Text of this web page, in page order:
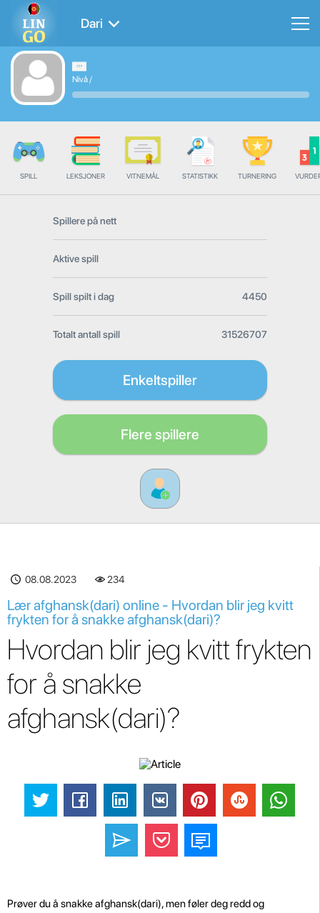
Dari
Nivå/
SPILL LEKSJONER VITNEMÅL STATISTIKK TURNERING
Spillere på nett
Aktive spill
Spill spilt i dag 4450
Totalt antall spill 31526707
Enkeltspiller
Flere spillere
08.08.2023 234
Lær afghansk(dari) online - Hvordan blir jeg kvitt
frykten for å snakke afghansk(dari)?
Hvordan blir jeg kvitt frykten
for å snakke
afghansk(dari)?
Prøver du å snakke afghansk(dari), men føler deg redd og